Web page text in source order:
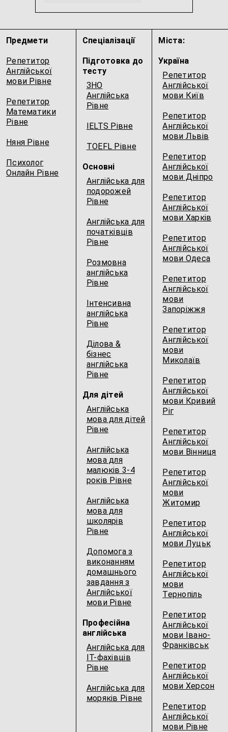
Українська мова для дітей 3-6 років
Розмовна англійська
Предмети
Репетитор
Англійської
мови Рівне
Репетитор
Математики
Рівне
Няня Рівне
Психолог
Онлайн Рівне
Спеціалізації
Підготовка до
тесту
ЗНО
Англійська
Рівне
IELTS Рівне
TOEFL Рівне
Основні
Англійська для
подорожей
Рівне
Англійська для
початківців
Рівне
Розмовна
англійська
Рівне
Інтенсивна
англійська
Рівне
Ділова &
бізнес
англійська
Рівне
Для дітей
Англійська
мова для дітей
Рівне
Англійська
мова для
малюків 3-4
років Рівне
Англійська
мова для
школярів
Рівне
Допомога з
виконанням
домашнього
завдання з
Англійської
мови Рівне
Професійна
англійська
Англійська для
IT-фахівців
Рівне
Англійська для
моряків Рівне
Міста:
Україна
Репетитор
Англійської
мови Київ
Репетитор
Англійської
мови Львів
Репетитор
Англійської
мови Дніпро
Репетитор
Англійської
мови Харків
Репетитор
Англійської
мови Одеса
Репетитор
Англійської
мови
Запоріжжя
Репетитор
Англійської
мови
Миколаїв
Репетитор
Англійської
мови Кривий
Ріг
Репетитор
Англійської
мови Вінниця
Репетитор
Англійської
мови
Житомир
Репетитор
Англійської
мови Луцьк
Репетитор
Англійської
мови
Тернопіль
Репетитор
Англійської
мови Івано-
Франківськ
Репетитор
Англійської
мови Херсон
Репетитор
Англійської
мови Рівне